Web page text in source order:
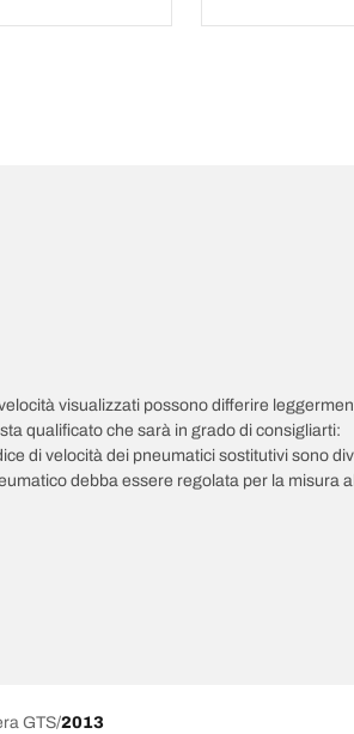
visualizzati possono differire
qualificato che sarà in grado di consigliarti:
di velocità dei pneumatici sostitutivi sono
debba essere regolata per la misura
GTS 2013